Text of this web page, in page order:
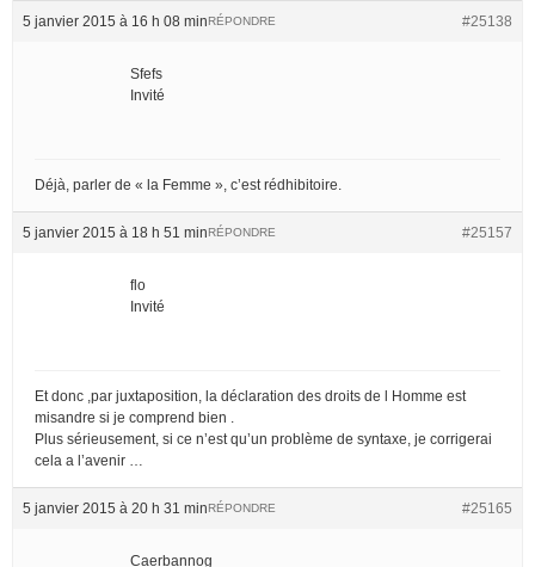
5 janvier 2015 à 16 h 08 min #25138
RÉPONDRE
Sfefs
Invité
Déjà, parler de « la Femme », c’est rédhibitoire.
5 janvier 2015 à 18 h 51 min #25157
RÉPONDRE
flo
Invité
Et donc ,par juxtaposition, la déclaration des droits de l Homme est
misandre si je comprend bien .
Plus sérieusement, si ce n’est qu’un problème de syntaxe, je corrigerai
cela a l’avenir …
5 janvier 2015 à 20 h 31 min #25165
RÉPONDRE
Caerbannog